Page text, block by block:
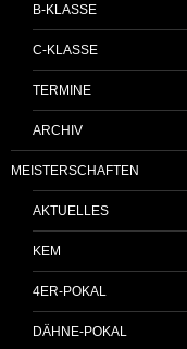
B-KLASSE
C-KLASSE
TERMINE
ARCHIV
MEISTERSCHAFTEN
AKTUELLES
KEM
4ER-POKAL
DÄHNE-POKAL